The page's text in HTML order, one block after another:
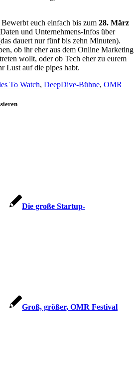
euch einfach bis zum 28. März
und Unternehmens-Infos über
dauert nur fünf bis zehn Minuten).
ob ihr eher aus dem Online Marketing
wollt, oder ob Tech eher zu eurem
Lust auf die pipes habt.
To Watch, DeepDive-Bühne, OMR
Die große Startup-
Groß, größer, OMR Festival